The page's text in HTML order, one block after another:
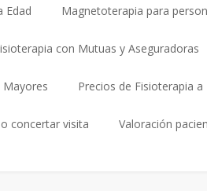
Edad Magnetoterapia para
con Mutuas y Aseguradoras
Precios de Fisioterapia
concertar visita Valoración